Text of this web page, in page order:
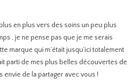
en plus vers des soins un peu plus
, je ne pense pas que je me serais
marque qui m’était jusqu’ici totalement
parti de mes plus belles découvertes de
envie de la partager avec vous !